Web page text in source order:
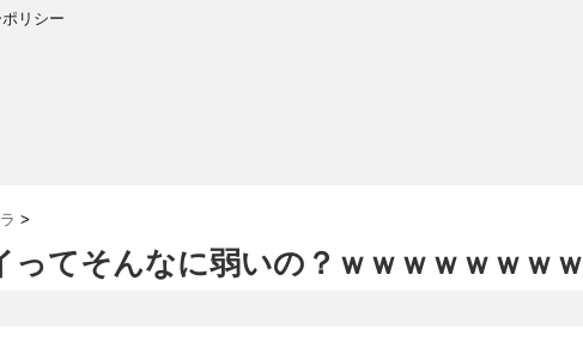
リシー
>
ってそんなに弱いの？ｗｗｗｗｗｗｗｗ